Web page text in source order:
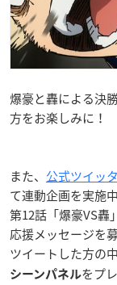
爆豪と轟による決
方をお楽しみに！
また、 公式ツイッ
て連動企画を実施
第12話「爆豪VS轟
応援メッセージを
ツイートした方の
シーンパネルをプ